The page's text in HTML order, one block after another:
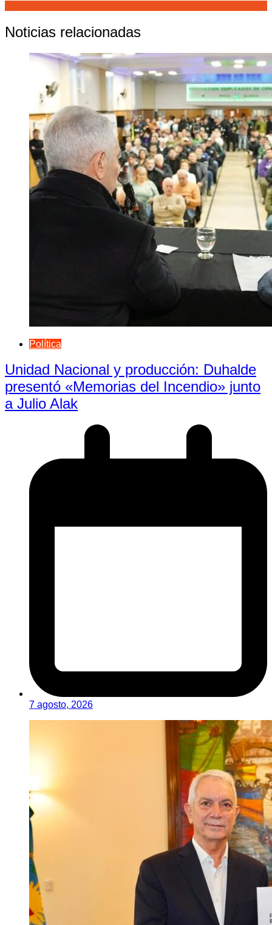
Noticias relacionadas
Política
Unidad Nacional y producción: Duhalde
presentó «Memorias del Incendio» junto
a Julio Alak
7 agosto, 2026